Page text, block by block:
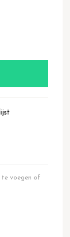
te voegen of